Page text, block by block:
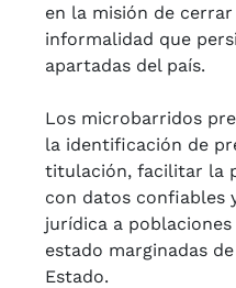
en la misión de
informalidad que
apartadas del país.
Los microbarridos
la identificación de
titulación, facilitar la
con datos confiables
jurídica a
estado marginadas
Estado.